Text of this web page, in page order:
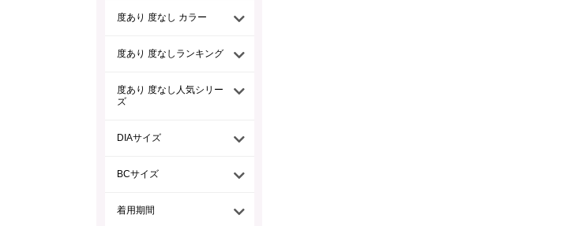
度あり 度なし カラー
度あり 度なしランキング
度あり 度なし人気シリー
ズ
DIAサイズ
BCサイズ
着用期間